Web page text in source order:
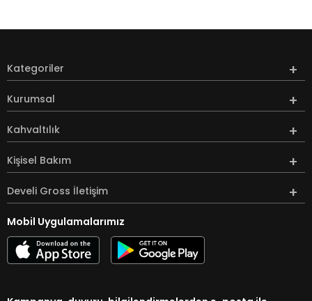
Kategoriler
Kurumsal
Kahvaltılık
Kişisel Bakım
Develi Gross İletişim
Mobil Uygulamalarımız